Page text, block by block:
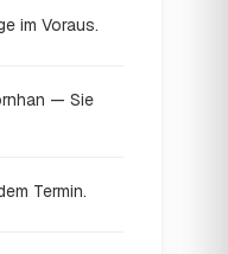
im Voraus.
— Sie
Termin.